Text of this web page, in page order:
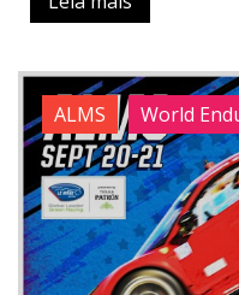
ALMS World